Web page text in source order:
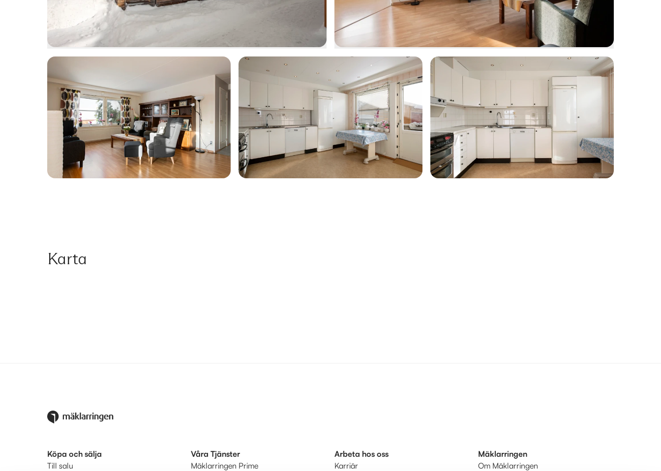
Karta
Köpa och sälja
Till salu
Våra Tjänster
Mäklarringen Prime
Arbeta hos oss
Karriär
Mäklarringen
Om Mäklarringen